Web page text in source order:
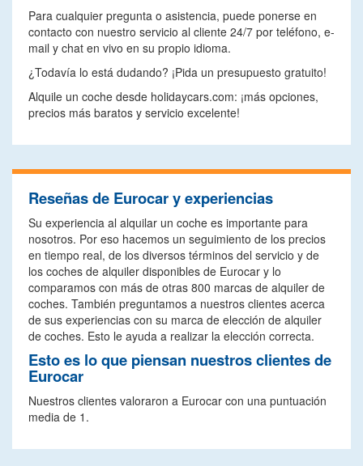
Para cualquier pregunta o asistencia, puede ponerse en
contacto con nuestro servicio al cliente 24/7 por teléfono, e-
mail y chat en vivo en su propio idioma.
¿Todavía lo está dudando? ¡Pida un presupuesto gratuito!
Alquile un coche desde holidaycars.com: ¡más opciones,
precios más baratos y servicio excelente!
Reseñas de Eurocar y experiencias
Su experiencia al alquilar un coche es importante para
nosotros. Por eso hacemos un seguimiento de los precios
en tiempo real, de los diversos términos del servicio y de
los coches de alquiler disponibles de Eurocar y lo
comparamos con más de otras 800 marcas de alquiler de
coches. También preguntamos a nuestros clientes acerca
de sus experiencias con su marca de elección de alquiler
de coches. Esto le ayuda a realizar la elección correcta.
Esto es lo que piensan nuestros clientes de
Eurocar
Nuestros clientes valoraron a Eurocar con una puntuación
media de 1.